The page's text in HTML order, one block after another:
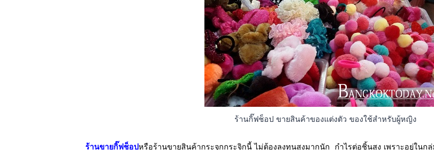
ร้านกิ๊ฟช็อป ขายสินค้าของแต่งตัว ของใช้สำหรับผู้หญิง
ร้านขายกิ๊ฟช็อปหรือร้านขายสินค้ากระจุกกระจิกนี้ ไม่ต้องลงทุนสูงมากนัก กำไรต่อชิ้นสูง เพราะอยู่ใน